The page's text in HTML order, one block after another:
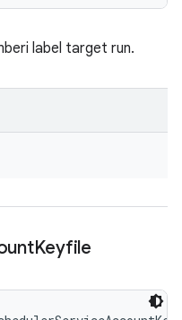
label target run.
Keyfile